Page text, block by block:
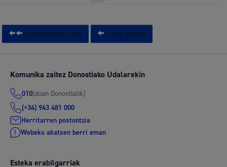
Aurkibidera itzuli Itzuli atzera
Komunika zaitez Donostiako Udalarekin
010(doan Donostiatik)
(+34) 943 481 000
Herritarren postontzia
Webeko akatsen berri eman
Esteka erabilgarriak